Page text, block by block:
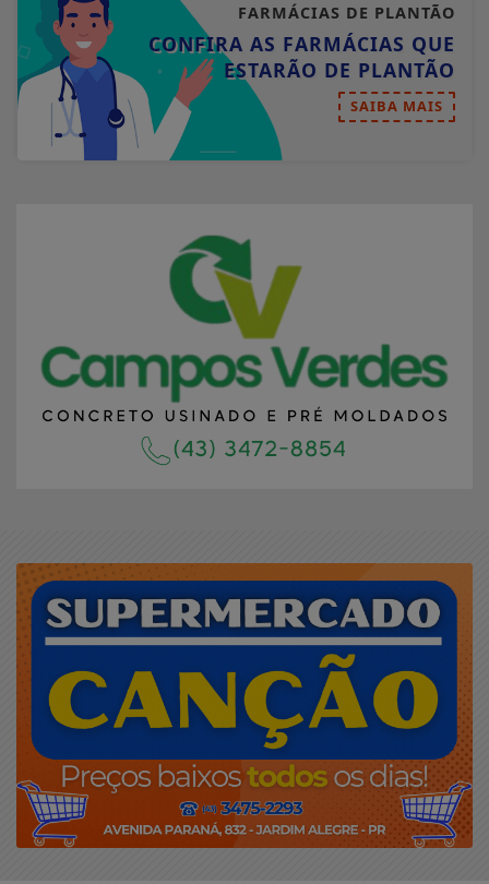
FARMÁCIAS DE PLANTÃO
CONFIRA AS FARMÁCIAS QUE
ESTARÃO DE PLANTÃO
SAIBA MAIS